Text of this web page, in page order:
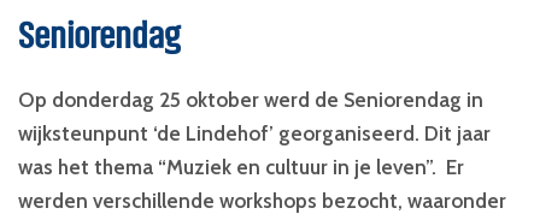
Seniorendag
Op donderdag 25 oktober werd de Seniorendag in
wijksteunpunt ‘de Lindehof’ georganiseerd. Dit jaar
was het thema “Muziek en cultuur in je leven”. Er
werden verschillende workshops bezocht, waaronder